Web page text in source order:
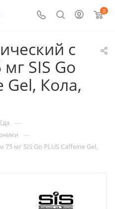
0
с
SIS Go
Gel, Кола,
Еда —
—
мг SIS Go PLUS Caffeine Gel,